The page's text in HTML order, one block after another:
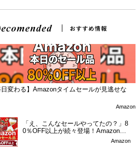
変わる】Amazonタイムセールが見逃せな
Amazon
「え、こんなセールやってたの？」8
0％OFF以上が続々登場！Amazonの
Amazon